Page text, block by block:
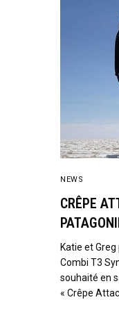
NEWS
CRÊPE
Katie et
Combi T3
souhaité en
« Crêpe